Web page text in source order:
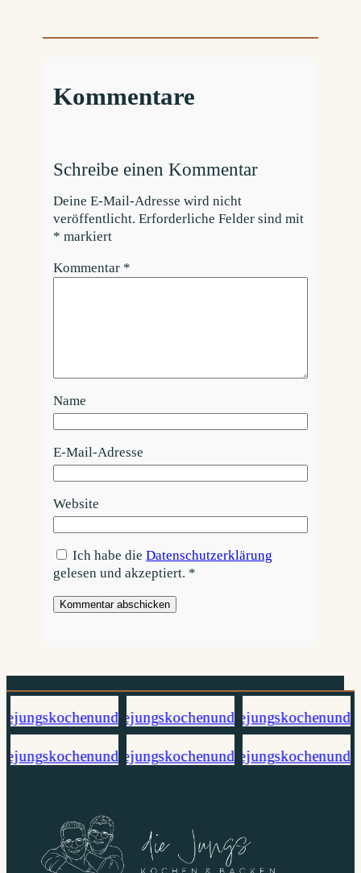
Kommentare
Schreibe einen Kommentar
Deine E-Mail-Adresse wird nicht
veröffentlicht. Erforderliche Felder sind mit
* markiert
Kommentar *
Name
E-Mail-Adresse
Website
Ich habe dieDatenschutzerklärung
gelesen und akzeptiert. *